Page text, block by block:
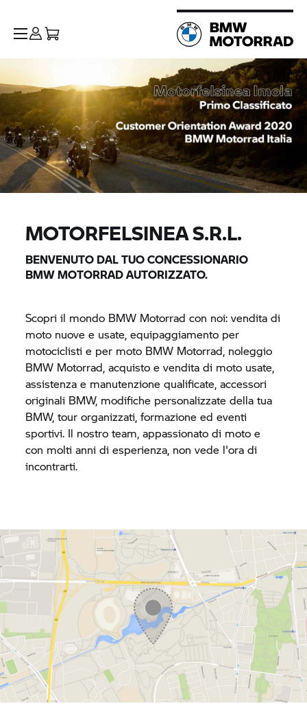
MOTORFELSINEA S.R.L.
BENVENUTO DAL TUO CONCESSIONARIO
BMW MOTORRADAUTORIZZATO.
Scopri il mondo BMW Motorrad con noi: vendita di
moto nuove e usate, equipaggiamento per
motociclisti e per moto BMW Motorrad, noleggio
BMW Motorrad, acquisto e vendita di moto usate,
assistenza e manutenzione qualificate, accessori
originali BMW, modifiche personalizzate della tua
BMW, tour organizzati, formazione ed eventi
sportivi. Il nostro team, appassionato di moto e
con molti anni di esperienza, non vede l'ora di
incontrarti.